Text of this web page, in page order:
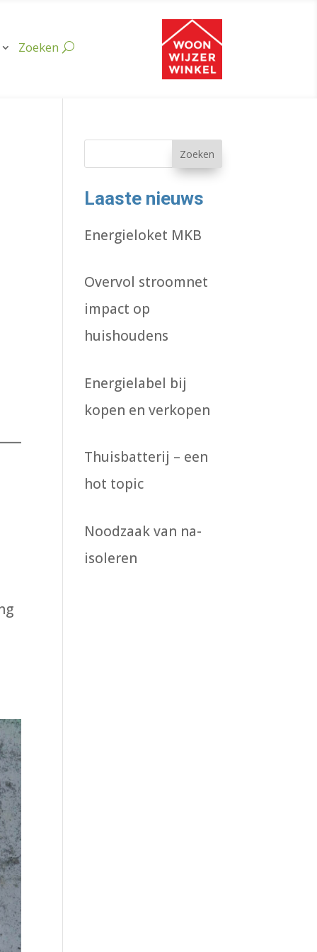
Zoeken
Laaste nieuws
Energieloket MKB
Overvol stroomnet
impact op
huishoudens
Energielabel bij
kopen en verkopen
Thuisbatterij – een
hot topic
Noodzaak van na-
isoleren